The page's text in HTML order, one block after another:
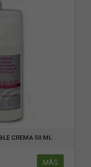
CREMA 50 ML
MÁS